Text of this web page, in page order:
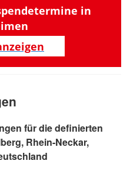
in
für die definierten
Rhein-Neckar,